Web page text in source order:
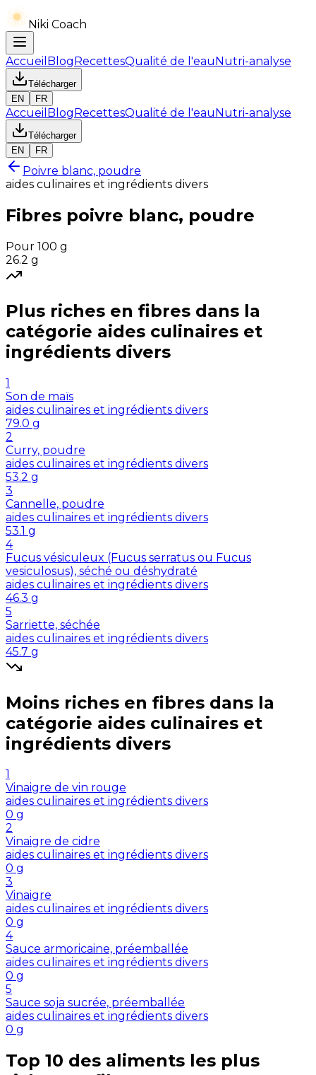
Niki Coach
Accueil BlogRecettesQualité de l'eauNutri-analyse
Télécharger
EN
FR
Accueil BlogRecettesQualité de l'eauNutri-analyse
Télécharger
EN
FR
Poivre blanc, poudre
aides culinaires et ingrédients divers
Fibres poivre blanc, poudre
Pour 100 g
26.2 g
Plus riches en fibres dans la
catégorie aides culinaires et
ingrédients divers
1
Son de maïs
aides culinaires et ingrédients divers
79.0 g
2
Curry, poudre
aides culinaires et ingrédients divers
53.2 g
3
Cannelle, poudre
aides culinaires et ingrédients divers
53.1 g
4
Fucus vésiculeux (Fucus serratus ou Fucus
vesiculosus), séché ou déshydraté
aides culinaires et ingrédients divers
46.3 g
5
Sarriette, séchée
aides culinaires et ingrédients divers
45.7 g
Moins riches en fibres dans la
catégorie aides culinaires et
ingrédients divers
1
Vinaigre de vin rouge
aides culinaires et ingrédients divers
0 g
2
Vinaigre de cidre
aides culinaires et ingrédients divers
0 g
3
Vinaigre
aides culinaires et ingrédients divers
0 g
4
Sauce armoricaine, préemballée
aides culinaires et ingrédients divers
0 g
5
Sauce soja sucrée, préemballée
aides culinaires et ingrédients divers
0 g
Top 10 des aliments les plus